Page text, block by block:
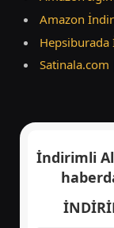
Amazon
İndirimli